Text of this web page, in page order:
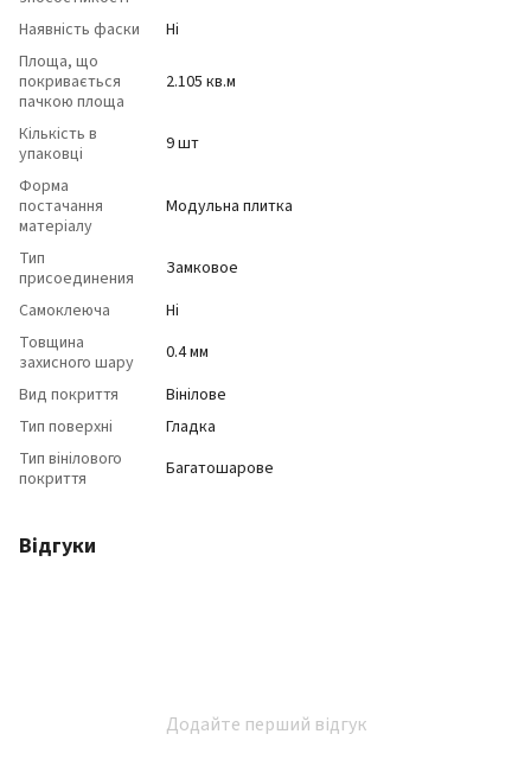
Наявність фаски
Ні
Площа, що
покривається
пачкою площа
2.105 кв.м
Кількість в
упаковці
9 шт
Форма
постачання
матеріалу
Модульна плитка
Тип
присоединения
Замковое
Самоклеюча
Ні
Товщина
захисного шару
0.4 мм
Вид покриття
Вінілове
Тип поверхні
Гладка
Тип вінілового
покриття
Багатошарове
Відгуки
Додайте перший відгук